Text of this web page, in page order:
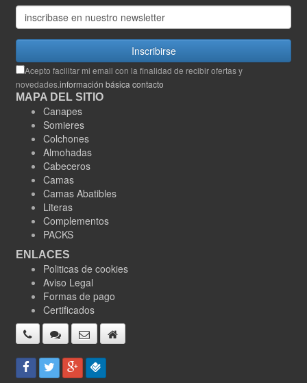
Inscribirse
Acepto facilitar mi email con la finalidad de recibir ofertas y
novedades.información básica contacto
MAPA DEL SITIO
Canapes
Somieres
Colchones
Almohadas
Cabeceros
Camas
Camas Abatibles
Literas
Complementos
PACKS
ENLACES
Politicas de cookies
Aviso Legal
Formas de pago
Certificados